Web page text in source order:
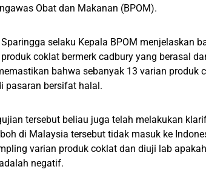
Obat dan Makanan (BPOM).
Sparingga selaku Kepala BPOM menjelaskan
coklat bermerk cadbury yang berasal
bahwa sebanyak 13 varian produk
pasaran bersifat halal.
tersebut beliau juga telah melakukan
di Malaysia tersebut tidak masuk ke
varian produk coklat dan diuji lab
negatif.